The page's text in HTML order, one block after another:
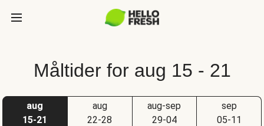
Måltider for aug 15 - 21
aug
15-21
aug
22-28
aug-sep
29-04
sep
05-11